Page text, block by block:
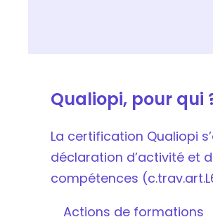
Qualiopi, pour qui
La certification Qualiopi
déclaration d’activité et
compétences
Actions de formations